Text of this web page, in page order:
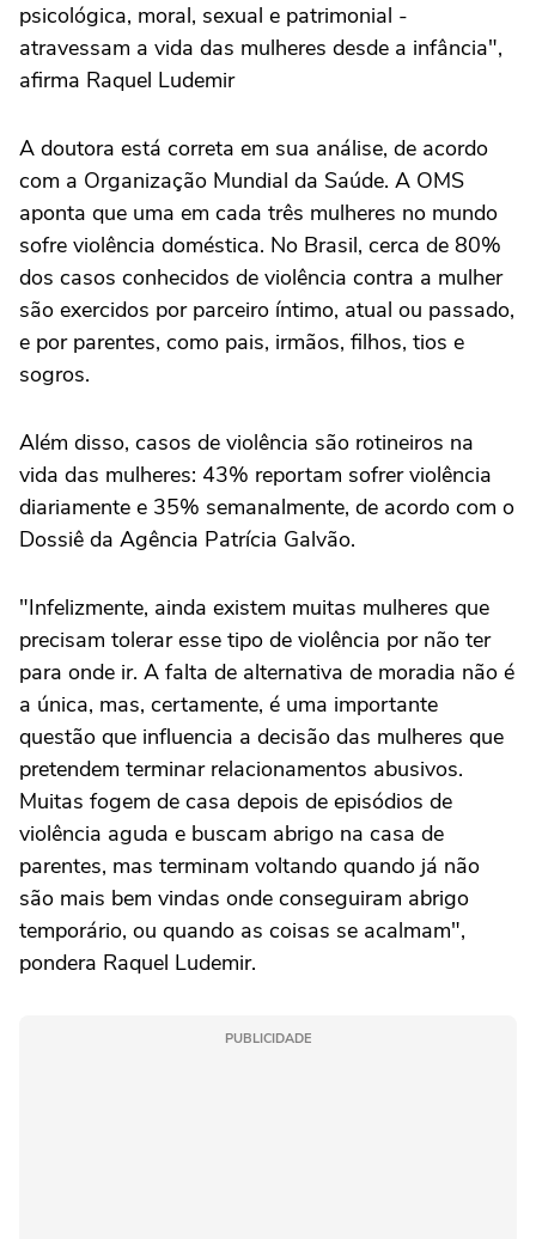
psicológica, moral, sexual e patrimonial -
atravessam a vida das mulheres desde a infância",
afirma Raquel Ludemir
A doutora está correta em sua análise, de acordo
com a Organização Mundial da Saúde. A OMS
aponta que uma em cada três mulheres no mundo
sofre violência doméstica. No Brasil, cerca de 80%
dos casos conhecidos de violência contra a mulher
são exercidos por parceiro íntimo, atual ou passado,
e por parentes, como pais, irmãos, filhos, tios e
sogros.
Além disso, casos de violência são rotineiros na
vida das mulheres: 43% reportam sofrer violência
diariamente e 35% semanalmente, de acordo com o
Dossiê da Agência Patrícia Galvão.
"Infelizmente, ainda existem muitas mulheres que
precisam tolerar esse tipo de violência por não ter
para onde ir. A falta de alternativa de moradia não é
a única, mas, certamente, é uma importante
questão que influencia a decisão das mulheres que
pretendem terminar relacionamentos abusivos.
Muitas fogem de casa depois de episódios de
violência aguda e buscam abrigo na casa de
parentes, mas terminam voltando quando já não
são mais bem vindas onde conseguiram abrigo
temporário, ou quando as coisas se acalmam",
pondera Raquel Ludemir.
PUBLICIDADE